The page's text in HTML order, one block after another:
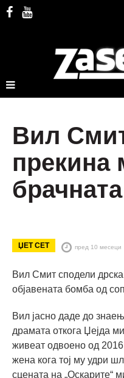
Вил
прекина
ЏЕТ СЕТ пред 10 месеци
Вил Смит сподели дрска
објавената бомба од
Вил јасно даде до
драмата откога Џејда
живеат одвоено од
жена кога тој му удри
сцената на „Оскарите“